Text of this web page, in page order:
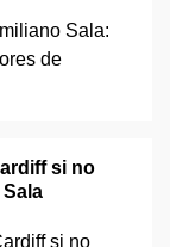
si no